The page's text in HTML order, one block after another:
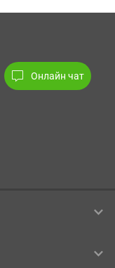
Онлайн чат